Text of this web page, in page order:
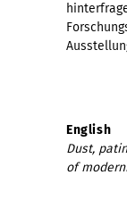
English
Dust,
of